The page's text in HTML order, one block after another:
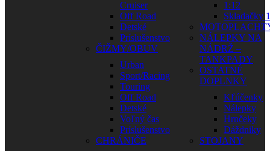
Cruiser
Off Road
Detské
Príslušenstvo
ČIŽMY/OBUV
Urban
Sport/Racing
Touring
Off Road
Detské
Voľný čas
Príslušenstvo
CHRÁNIČE
1:12
Skladačky
NÁLEPKY NA
NÁDRŽ –
TANKPADY
OSTATNÉ
DOPLNKY
Kľúčenky
Nálepky
Hrnčeky
Dáždniky
STOJANY